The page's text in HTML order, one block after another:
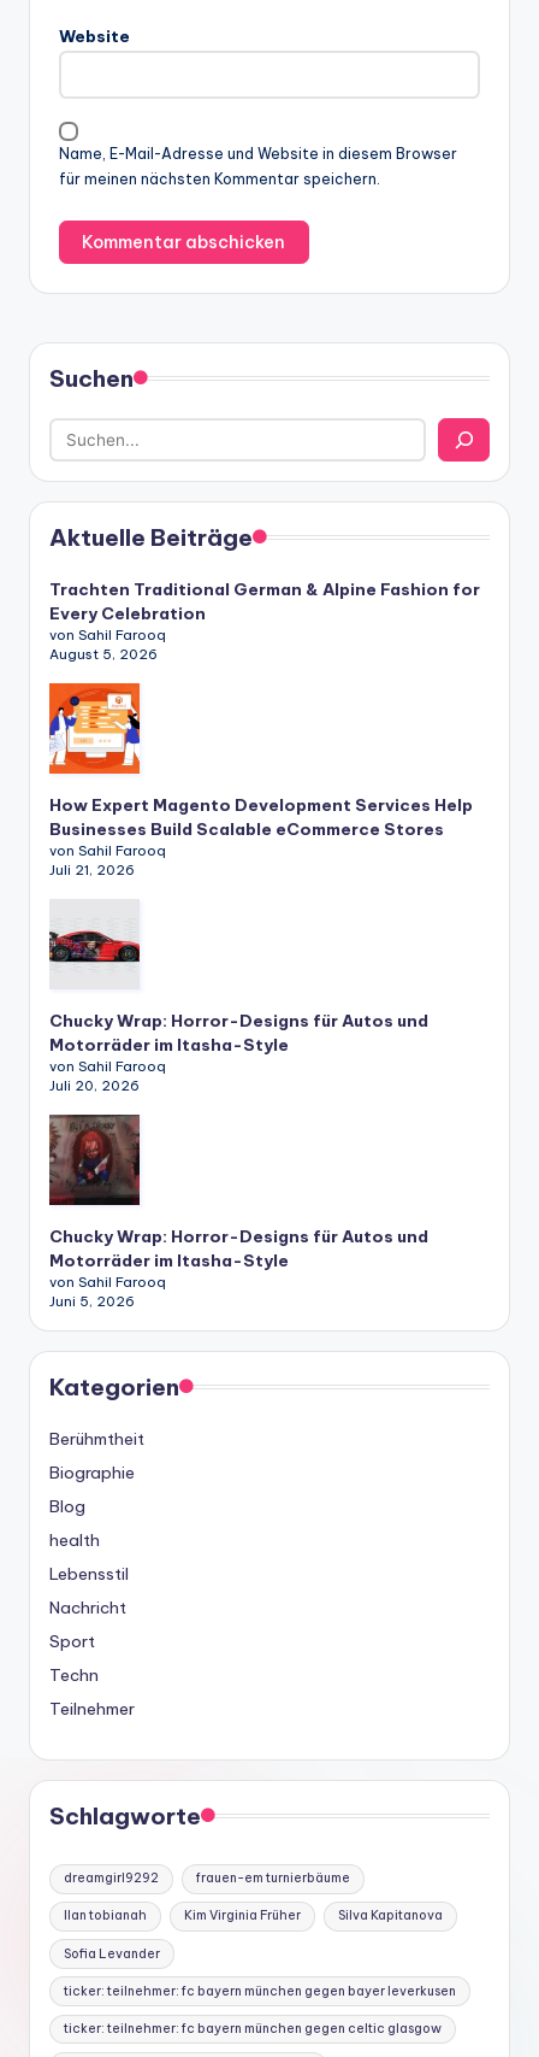
Website
Name, E-Mail-Adresse und Website in diesem Browser
für meinen nächsten Kommentar speichern.
Suchen
Aktuelle Beiträge
Trachten Traditional German & Alpine Fashion for
Every Celebration
von Sahil Farooq
August 5, 2026
How Expert Magento Development Services Help
Businesses Build Scalable eCommerce Stores
von Sahil Farooq
Juli 21, 2026
Chucky Wrap: Horror-Designs für Autos und
Motorräder im Itasha-Style
von Sahil Farooq
Juli 20, 2026
Chucky Wrap: Horror-Designs für Autos und
Motorräder im Itasha-Style
von Sahil Farooq
Juni 5, 2026
Kategorien
Berühmtheit
Biographie
Blog
health
Lebensstil
Nachricht
Sport
Techn
Teilnehmer
Schlagworte
dreamgirl9292 frauen-em turnierbäume
Ilan tobianah Kim Virginia Früher Silva Kapitanova
Sofia Levander
ticker: teilnehmer: fc bayern münchen gegen bayer leverkusen
ticker: teilnehmer: fc bayern münchen gegen celtic glasgow